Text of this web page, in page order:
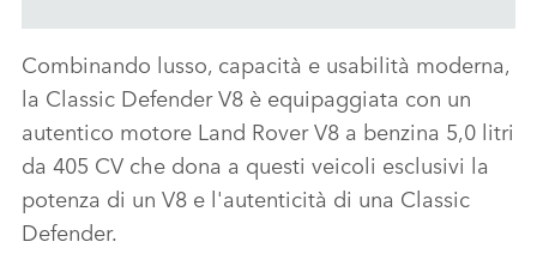
Combinando lusso, capacità e usabilità moderna,
la Classic Defender V8 è equipaggiata con un
autentico motore Land Rover V8 a benzina 5,0 litri
da 405 CV che dona a questi veicoli esclusivi la
potenza di un V8 e l'autenticità di una Classic
Defender.